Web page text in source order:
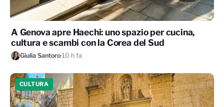
A Genova apre Haechi: uno spazio per cucina,
cultura e scambi con la Corea del Sud
Giulia Santoro·10 h fa
CULTURA